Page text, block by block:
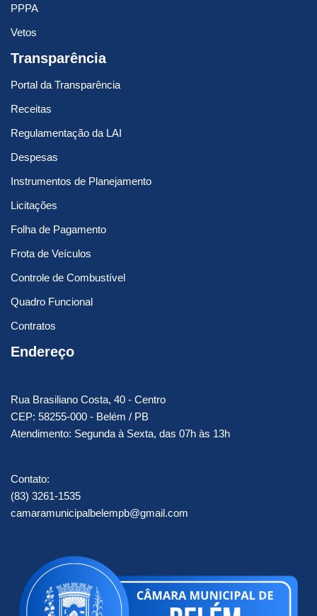
PPPA
Vetos
Transparência
Portal da Transparência
Receitas
Regulamentação da LAI
Despesas
Instrumentos de Planejamento
Licitações
Folha de Pagamento
Frota de Veículos
Controle de Combustível
Quadro Funcional
Contratos
Endereço
Rua Brasiliano Costa, 40 - Centro
CEP: 58255-000 - Belém / PB
Atendimento: Segunda à Sexta, das 07h às 13h
Contato:
(83) 3261-1535
camaramunicipalbelempb@gmail.com